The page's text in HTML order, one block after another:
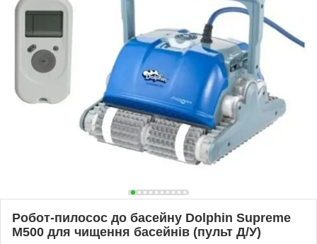
Робот-пилосос до басейну Dolphin Supreme
M500 для чищення басейнів (пульт Д/У)